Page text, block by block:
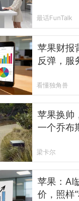
最话FunTalk
苹果财报
反弹，服
看懂独角兽
苹果换帅
一个乔布
梁卡尔
苹果：AI
价，照样